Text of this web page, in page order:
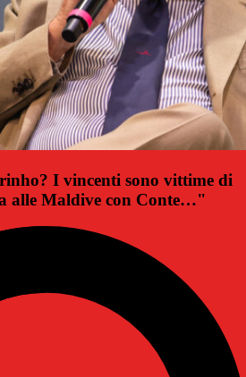
I vincenti sono vittime di
alle Maldive con Conte…"